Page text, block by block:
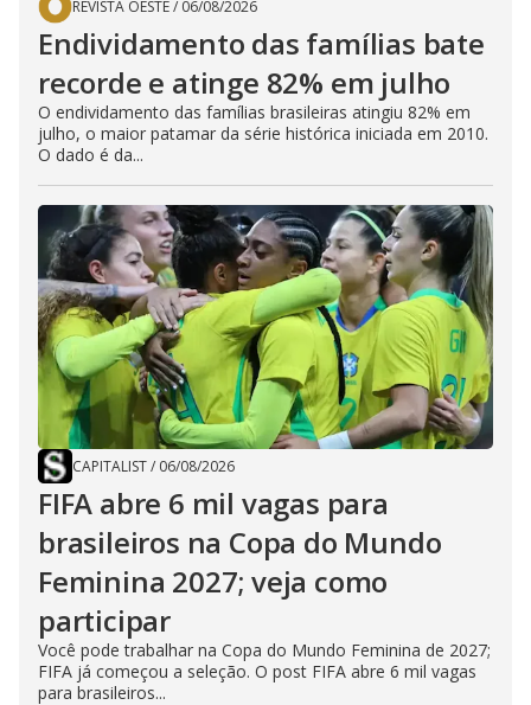
REVISTA OESTE/ 06/08/2026
Endividamento das famílias bate
recorde e atinge 82% em julho
O endividamento das famílias brasileiras atingiu 82% em
julho, o maior patamar da série histórica iniciada em 2010.
O dado é da...
CAPITALIST/ 06/08/2026
FIFA abre 6 mil vagas para
brasileiros na Copa do Mundo
Feminina 2027; veja como
participar
Você pode trabalhar na Copa do Mundo Feminina de 2027;
FIFA já começou a seleção. O post FIFA abre 6 mil vagas
para brasileiros...